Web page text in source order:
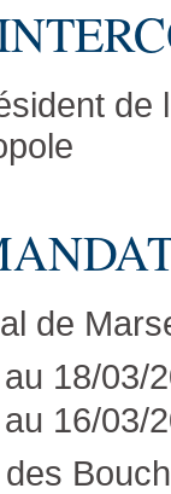
de
de
18/03/
16/03/